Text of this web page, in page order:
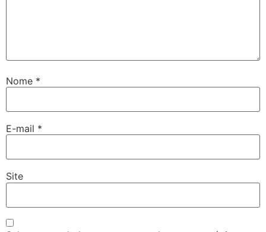
Nome *
E-mail *
Site